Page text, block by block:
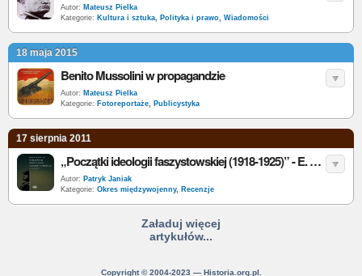
Autor: Mateusz Pielka
Kategorie: Kultura i sztuka, Polityka i prawo, Wiadomości
18 maja 2015
Benito Mussolini w propagandzie
Autor: Mateusz Pielka
Kategorie: Fotoreportaże, Publicystyka
17 sierpnia 2011
„Początki ideologii faszystowskiej (1918-1925)” - E. Gentile - recenzja (2)
Autor: Patryk Janiak
Kategorie: Okres międzywojenny, Recenzje
Załaduj więcej
artykułów...
Copyright © 2004-2023 — Historia.org.pl.